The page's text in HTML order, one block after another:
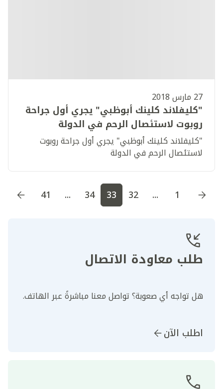
27 مارس 2018
"كليفلاند كلينك أبوظبي" يجري أول جراحة
روبوت لاستئصال الرحم في الدولة
"كليفلاند كلينك أبوظبي" يجري أول جراحة روبوت
لاستئصال الرحم في الدولة​​
اذهب إلى الصفحة 1اذهب إلى الصفحة اذهب إلى 1
...
32
33
34
...
41
طلب معاودة الاتصال
هل تواجه أي صعوبة؟ تواصل معنا مباشرةً عبر الهاتف.
اطلب الآن